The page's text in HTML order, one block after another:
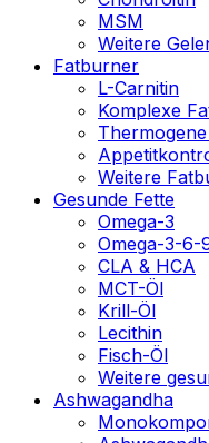
MSM
Weitere
Fatburner
L-Carnitin
Komplexe
Weitere
Gesunde Fette
Omega-3
Omega-3-6-
CLA & HCA
MCT-Öl
Krill-Öl
Lecithin
Fisch-Öl
Weitere
Ashwagandha